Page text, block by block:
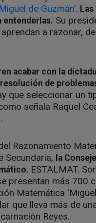
de Guzmán'.
entenderlas. Su
a razonar,
acabar con la
de
que seleccionar un
señala Raquel
Razonamiento
Secundaria,
la
, ESTALMAT.
presentan más 700
Matemática
que lleva más de
Reyes.